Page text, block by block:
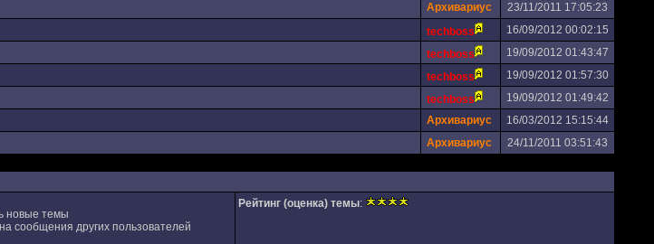
Архивариус
23/11/2011 17:05:23
techboss
16/09/2012 00:02:15
techboss
19/09/2012 01:43:47
techboss
19/09/2012 01:57:30
techboss
19/09/2012 01:49:42
Архивариус
16/03/2012 15:15:44
Архивариус 24/11/2011 03:51:43
новые темы
сообщения других пользователей
Рейтинг (оценка) темы: